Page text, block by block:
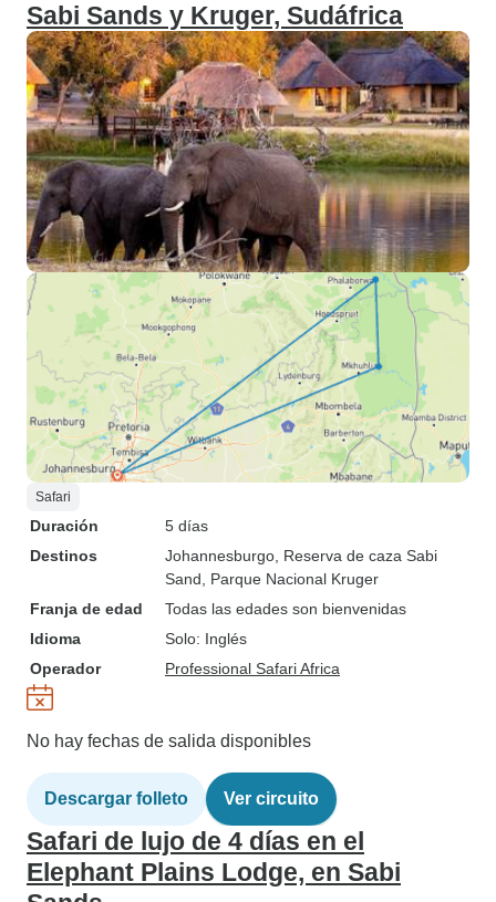
Sabi Sands y Kruger, Sudáfrica
Safari
Duración
5 días
Destinos
Johannesburgo , Reserva de caza Sabi
Sand , Parque Nacional Kruger
Franja de edad
Todas las edades son bienvenidas
Idioma
Solo: Inglés
Operador
Professional Safari Africa
No hay fechas de salida disponibles
Descargar folleto Ver circuito
Safari de lujo de 4 días en el
Elephant Plains Lodge, en Sabi